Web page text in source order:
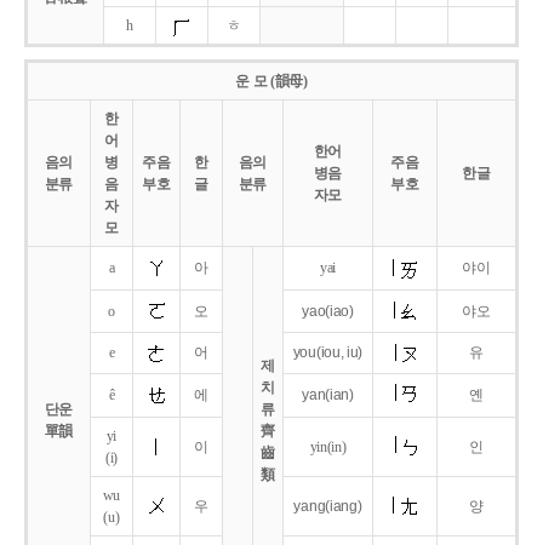
h
ㅎ
운 모 (韻母)
음의
분류
한
어
병
음
자
모
주음
부호
한
글
음의
분류
한어
병음
자모
주음
부호
한글
단운
單韻
a 아
제
치
류
齊
齒
類
yai 야이
o 오 yao(iao) 야오
e 어 you(iou,iu) 유
ê 에 yan(ian) 옌
yi
(i)
이 yin(in) 인
wu
(u)
우 yang(iang) 양